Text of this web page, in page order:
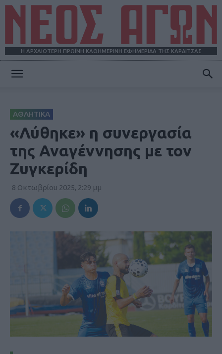
Η ΑΡΧΑΙΟΤΕΡΗ ΠΡΩΪΝΗ ΚΑΘΗΜΕΡΙΝΗ ΕΦΗΜΕΡΙΔΑ ΤΗΣ ΚΑΡΔΙΤΣΑΣ
ΑΘΛΗΤΙΚΑ
«Λύθηκε» η συνεργασία
της Αναγέννησης με τον
Ζυγκερίδη
8 Οκτωβρίου 2025, 2:29 μμ